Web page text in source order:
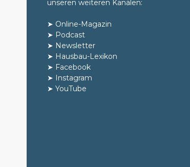
unseren weiteren Kanälen:
➤ Online-Magazin
➤ Podcast
➤ Newsletter
➤ Hausbau-Lexikon
➤ Facebook
➤ Instagram
➤ YouTube